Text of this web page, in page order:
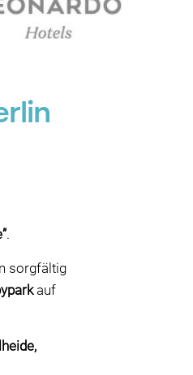
.
sorgfältig
auf